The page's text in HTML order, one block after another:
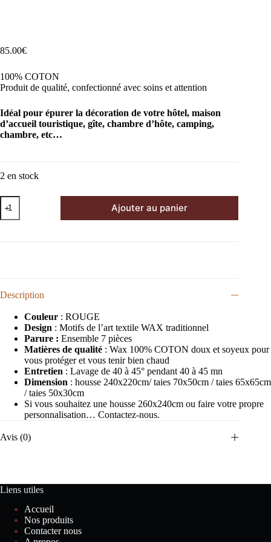
85.00€
100% COTON
Produit de qualité, confectionné avec soins et attention
Idéal pour épurer la décoration de votre hôtel, maison
d’accueil touristique, gîte, chambre d’hôte, camping,
chambre, etc…
2 en stock
quantité
de
SANI
Ajouter au panier
Description
Couleur : ROUGE
Design : Motifs de l’art textile WAX traditionnel
Parure : Ensemble 7 pièces
Matières de qualité : Wax 100% COTON doux et soyeux pour
vous protéger et vous tenir bien chaud
Entretien : Lavage de 40 à 45° pendant 40 à 45 mn
Dimension : housse 240x220cm/ taies 70x50cm / taies 65x65cm
/ taies 50x30cm
Si vous souhaitez une housse 260x240cm ou faire votre propre
personnalisation… Contactez-nous.
Avis (0)
Liens utiles
Accueil
Nos produits
Contacter nous